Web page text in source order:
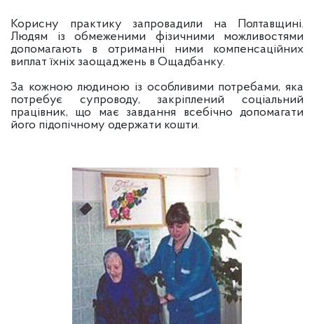
Корисну практику запровадили на Полтавщині.
Людям із обмеженими фізичними можливостями
допомагають в отриманні ними компенсаційних
виплат їхніх заощаджень в Ощадбанку.
За кожною людиною із особливими потребами, яка
потребує супроводу, закріплений соціальний
працівник, що має завдання всебічно допомагати
його підопічному одержати кошти.